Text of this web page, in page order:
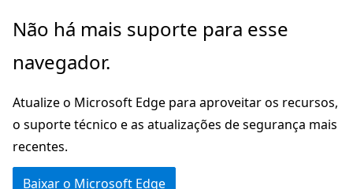
Pular
o
principal
Não há mais suporte para esse
navegador.
Atualize o Microsoft Edge para aproveitar os recursos,
o suporte técnico e as atualizações de segurança mais
recentes.
Baixar o Microsoft Edge